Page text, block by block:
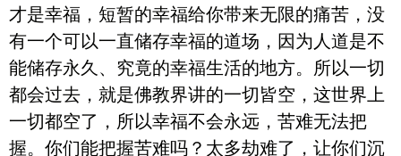
才是幸福，短暂的幸福给你带来无限的痛苦，没
有一个可以一直储存幸福的道场，因为人道是不
能储存永久、究竟的幸福生活的地方。所以一切
都会过去，就是佛教界讲的一切皆空，这世界上
一切都空了，所以幸福不会永远，苦难无法把
握。你们能把握苦难吗？太多劫难了，让你们沉